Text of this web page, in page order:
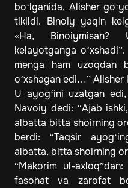
bo‘lganida, Alisher
tikildi. Binoiy yaqin
«Ha, Binoiymisan?
kelayotganga
menga ham uzoqdan
o‘xshagan edi…”
U ayog‘ini uzatgan
Navoiy dedi: “Ajab
albatta bitta shoirning
berdi: “Taqsir
albatta, bitta shoirning
“Makorim ul-
fasohat va zarofat